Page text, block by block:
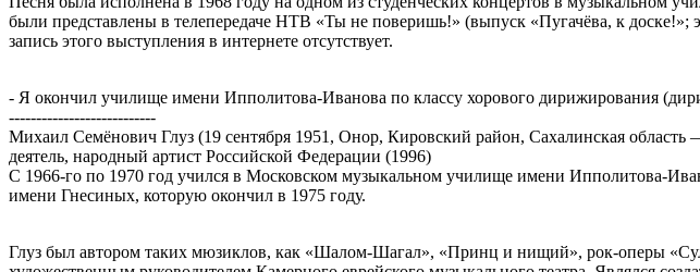
были представлены в телепередаче НТВ «Ты не поверишь!» (выпуск «Пугачёва, к
запись этого выступления в интернете отсутствует.
- Я окончил училище имени Ипполитова-Иванова по классу хорового дирижирования
---------------------------
Михаил Семёнович Глуз (19 сентября 1951, Онор, Кировский район, Сахалинская
деятель, народный артист Российской Федерации (1996)
С 1966-го по 1970 год учился в Московском музыкальном училище имени Ипполитова-
имени Гнесиных, которую окончил в 1975 году.
Глуз был автором таких мюзиклов, как «Шалом-Шагал», «Принц и нищий», рок-оперы